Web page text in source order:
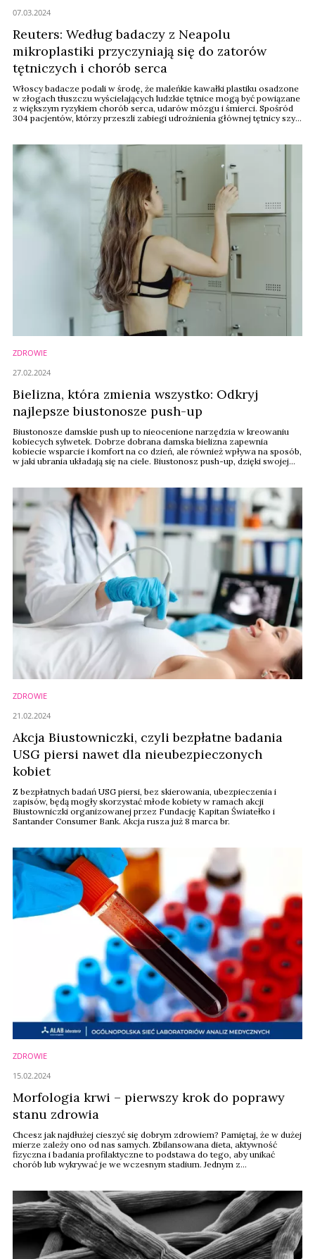
Reuters: Według badaczy z Neapolu
mikroplastiki przyczyniają się do zatorów
tętniczych i chorób serca
Włoscy badacze podali w środę, że maleńkie kawałki plastiku osadzone
w złogach tłuszczu wyścielających ludzkie tętnice mogą być powiązane
z większym ryzykiem chorób serca, udarów mózgu i śmierci. Spośród
304 pacjentów, którzy przeszli zabiegi udrożnienia głównej tętnicy szyi,
07.03.2024
ZDROWIE
Bielizna, która zmienia wszystko: Odkryj
najlepsze biustonosze push-up
Biustonosze damskie push up to nieocenione narzędzia w kreowaniu
kobiecych sylwetek. Dobrze dobrana damska bielizna zapewnia
kobiecie wsparcie i komfort na co dzień, ale również wpływa na sposób,
w jaki ubrania układają się na ciele. Biustonosz push-up, dzięki swojej
wybierz biustonosz ...
27.02.2024
ZDROWIE
Akcja Biustowniczki, czyli bezpłatne badania
USG piersi nawet dla nieubezpieczonych
kobiet
Z bezpłatnych badań USG piersi, bez skierowania, ubezpieczenia i
zapisów, będą mogły skorzystać młode kobiety w ramach akcji
Biustowniczki organizowanej przez Fundację Kapitan Światełko i
Santander Consumer Bank. Akcja rusza już 8 marca br.
21.02.2024
ZDROWIE
Morfologia krwi – pierwszy krok do poprawy
stanu zdrowia
Chcesz jak najdłużej cieszyć się dobrym zdrowiem? Pamiętaj, że w dużej
mierze zależy ono od nas samych. Zbilansowana dieta, aktywność
fizyczna i badania profilaktyczne to podstawa do tego, aby unikać
chorób lub wykrywać je we wczesnym stadium. Jednym z
warto z niego rezygnować? Dowiesz się tego z ...
15.02.2024